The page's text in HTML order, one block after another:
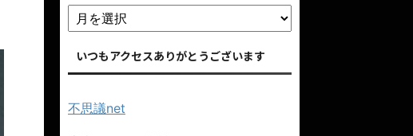
いつもアクセスありがとうございます
不思議net